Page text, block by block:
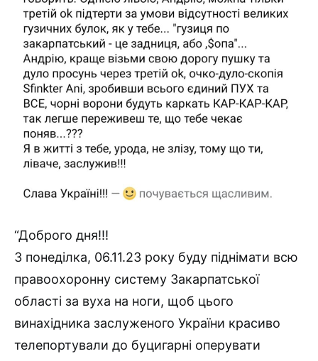
“Доброго дня!!!
З понеділка, 06.11.23 року буду піднімати всю
правоохоронну систему Закарпатської
області за вуха на ноги, щоб цього
винахідника заслуженого України красиво
телепортували до буцигарні оперувати